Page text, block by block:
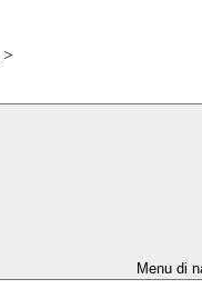
>
Menu di